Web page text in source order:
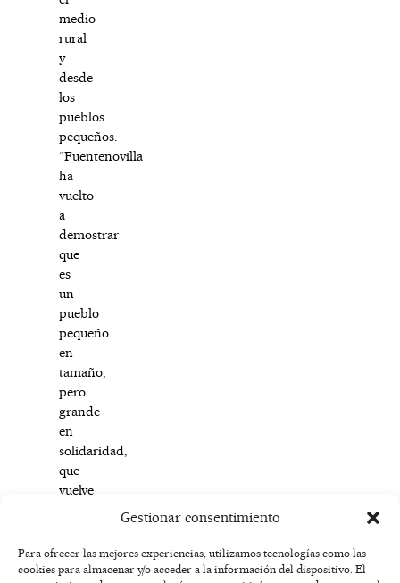
Gestionar consentimiento
Para ofrecer las mejores experiencias, utilizamos tecnologías como las
cookies para almacenar y/o acceder a la información del dispositivo. El
medio
rural
y
desde
los
pueblos
pequeños.
“Fuentenovilla
ha
vuelto
a
demostrar
que
es
un
pueblo
pequeño
en
tamaño,
pero
grande
en
solidaridad,
que
vuelve
unido
para